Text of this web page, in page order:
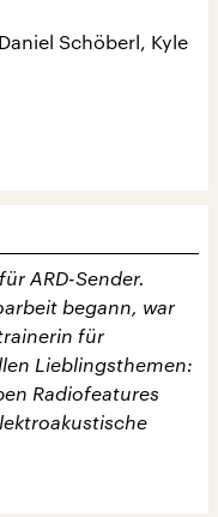
Schöberl, Kyle
ARD-Sender.
begann, war
für
Lieblingsthemen:
Radiofeatures